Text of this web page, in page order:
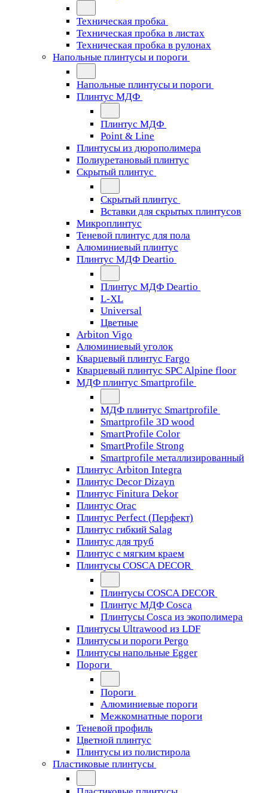
Техническая пробка
Техническая пробка в листах
Техническая пробка в рулонах
Напольные плинтусы и пороги
Напольные плинтусы и пороги
Плинтус МДФ
Плинтус МДФ
Point & Line
Плинтусы из дюрополимера
Полиуретановый плинтус
Скрытый плинтус
Скрытый плинтус
Вставки для скрытых плинтусов
Микроплинтус
Теневой плинтус для пола
Алюминиевый плинтус
Плинтус МДФ Deartio
Плинтус МДФ Deartio
L-XL
Universal
Цветные
Arbiton Vigo
Алюминиевый уголок
Кварцевый плинтус Fargo
Кварцевый плинтус SPC Alpine floor
МДФ плинтус Smartprofile
МДФ плинтус Smartprofile
Smartprofile 3D wood
SmartProfile Color
SmartProfile Strong
Smartprofile металлизированный
Плинтус Arbiton Integra
Плинтус Decor Dizayn
Плинтус Finitura Dekor
Плинтус Orac
Плинтус Perfect (Перфект)
Плинтус гибкий Salag
Плинтус для труб
Плинтус с мягким краем
Плинтусы COSCA DECOR
Плинтусы COSCA DECOR
Плинтус МДФ Cosca
Плинтусы Cosca из экополимера
Плинтусы Ultrawood из LDF
Плинтусы и пороги Pergo
Плинтусы напольные Egger
Пороги
Пороги
Алюминиевые пороги
Межкомнатные пороги
Теневой профиль
Цветной плинтус
Плинтусы из полистирола
Пластиковые плинтусы